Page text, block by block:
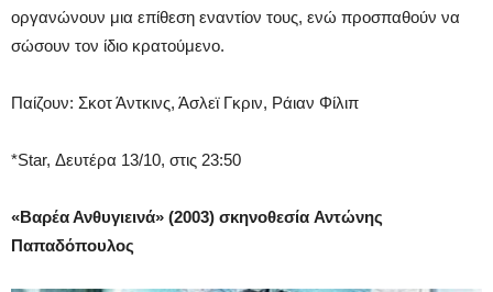
οργανώνουν μια επίθεση εναντίον τους, ενώ προσπαθούν να
σώσουν τον ίδιο κρατούμενο.
Παίζουν: Σκοτ Άντκινς, Άσλεϊ Γκριν, Ράιαν Φίλιπ
*Star, Δευτέρα 13/10, στις 23:50
«Βαρέα Ανθυγιεινά» (2003) σκηνοθεσία Αντώνης
Παπαδόπουλος